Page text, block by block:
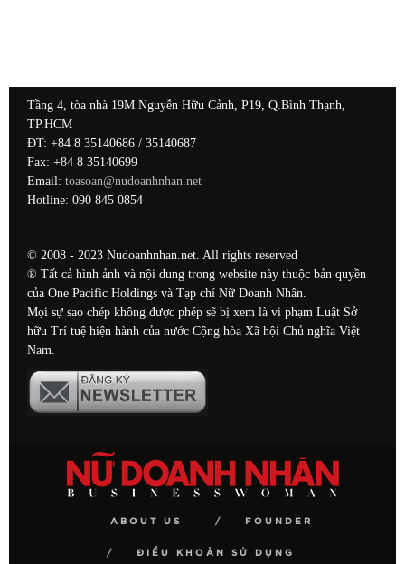
Tầng 4, tòa nhà 19M Nguyễn Hữu Cảnh, P19, Q.Bình Thạnh,
TP.HCM
ĐT: +84 8 35140686 / 35140687
Fax: +84 8 35140699
Email: toasoan@nudoanhnhan.net
Hotline: 090 845 0854
© 2008 - 2023 Nudoanhnhan.net. All rights reserved
® Tất cả hình ảnh và nội dung trong website này thuộc bản quyền
của One Pacific Holdings và Tạp chí Nữ Doanh Nhân.
Mọi sự sao chép không được phép sẽ bị xem là vi phạm Luật Sở
hữu Trí tuệ hiện hành của nước Cộng hòa Xã hội Chủ nghĩa Việt
Nam.
ABOUT US FOUNDER
ĐIỀU KHOẢN SỬ DỤNG